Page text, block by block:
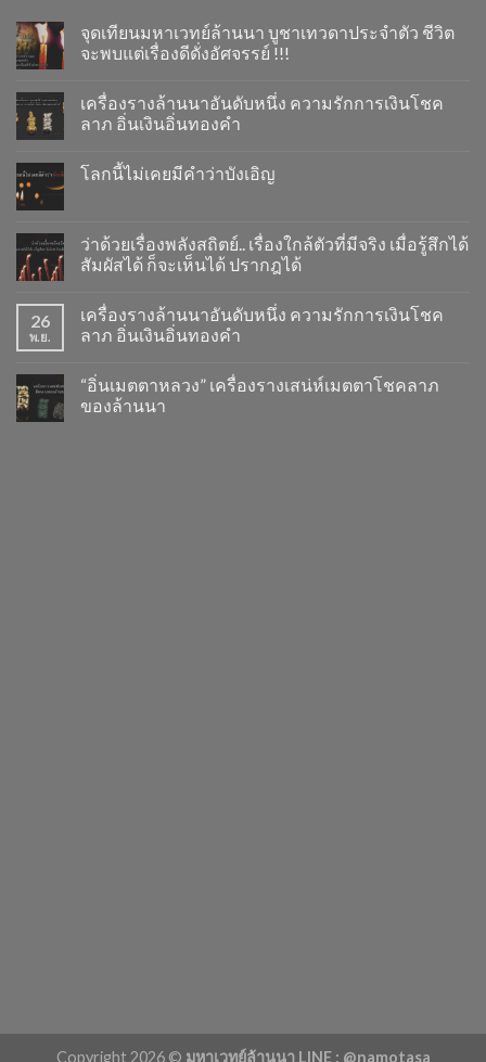
จุดเทียนมหาเวทย์ล้านนา บูชาเทวดาประจำตัว ชีวิต
จะพบแต่เรื่องดีดั่งอัศจรรย์ !!!
เครื่องรางล้านนาอันดับหนึ่ง ความรักการเงินโชค
ลาภ อิ่นเงินอิ่นทองคำ
โลกนี้ไม่เคยมีคำว่าบังเอิญ
ว่าด้วยเรื่องพลังสถิตย์.. เรื่องใกล้ตัวที่มีจริง เมื่อรู้สึกได้
สัมผัสได้ ก็จะเห็นได้ ปรากฎได้
26
พ.ย.
เครื่องรางล้านนาอันดับหนึ่ง ความรักการเงินโชค
ลาภ อิ่นเงินอิ่นทองคำ
“อิ่นเมตตาหลวง” เครื่องรางเสน่ห์เมตตาโชคลาภ
ของล้านนา
Copyright 2026 © มหาเวทย์ล้านนา LINE : @namotasa